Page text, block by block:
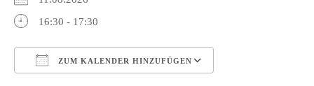
16:30 - 17:30
ZUM KALENDER HINZUFÜGEN